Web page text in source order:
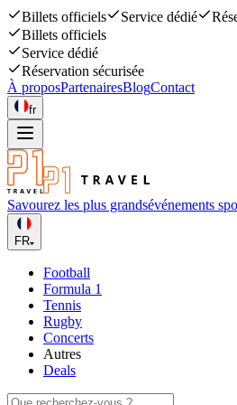
Billets officiels Service dédié
Billets officiels
Service dédié
Réservation sécurisée
À proposPartenairesBlogContact
fr
Savourez les plus grandsévénements
FR
Football
Formula 1
Tennis
Rugby
Concerts
Autres
Deals